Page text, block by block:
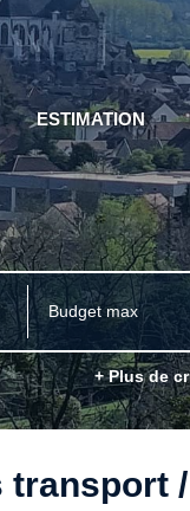
ESTIMATION
+ Plus de